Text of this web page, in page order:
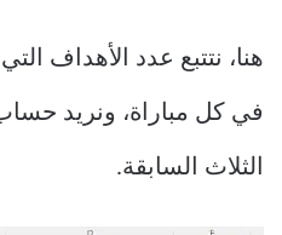
هنا، نتتبع عدد الأهداف
في كل مباراة، ونريد
الثلاث السابقة.